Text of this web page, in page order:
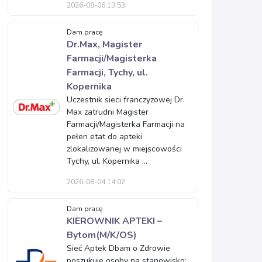
2026-08-06 13:53
Dam pracę
Dr.Max, Magister
Farmacji/Magisterka
Farmacji, Tychy, ul.
Kopernika
Uczestnik sieci franczyzowej Dr.
Max zatrudni Magister
Farmacji/Magisterka Farmacji na
pełen etat do apteki
zlokalizowanej w miejscowości
Tychy, ul. Kopernika ...
2026-08-04 14:02
Dam pracę
KIEROWNIK APTEKI –
Bytom(M/K/OS)
Sieć Aptek Dbam o Zdrowie